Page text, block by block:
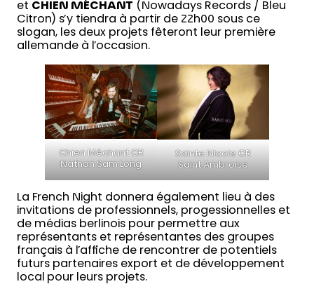
et CHIEN MÉCHANT (Nowadays Records / Bleu
Citron) s’y tiendra à partir de 22h00 sous ce
slogan, les deux projets fêteront leur première
allemande à l’occasion.
Chien Méchant CR
Nathan Sam Long
Sainte Nicole CR
Saint Ambroise
La French Night donnera également lieu à des
invitations de professionnels, progessionnelles et
de médias berlinois pour permettre aux
représentants et représentantes des groupes
français à l’affiche de rencontrer de potentiels
futurs partenaires export et de développement
local pour leurs projets.